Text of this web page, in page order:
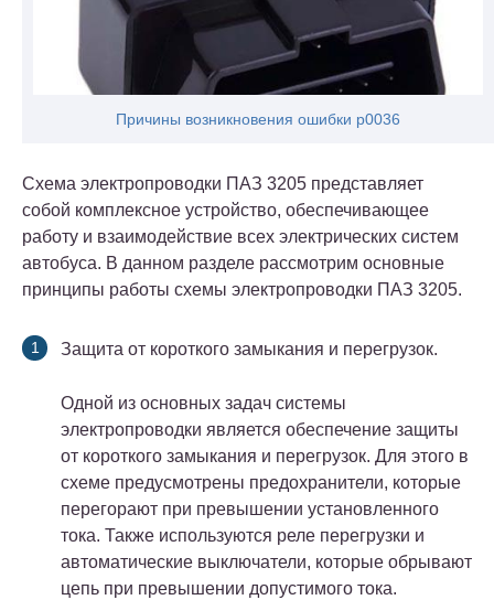
Причины возникновения ошибки p0036
Схема электропроводки ПАЗ 3205 представляет
собой комплексное устройство, обеспечивающее
работу и взаимодействие всех электрических систем
автобуса. В данном разделе рассмотрим основные
принципы работы схемы электропроводки ПАЗ 3205.
Защита от короткого замыкания и перегрузок.
Одной из основных задач системы
электропроводки является обеспечение защиты
от короткого замыкания и перегрузок. Для этого в
схеме предусмотрены предохранители, которые
перегорают при превышении установленного
тока. Также используются реле перегрузки и
автоматические выключатели, которые обрывают
цепь при превышении допустимого тока.